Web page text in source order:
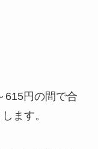
615円の間で合
ます。